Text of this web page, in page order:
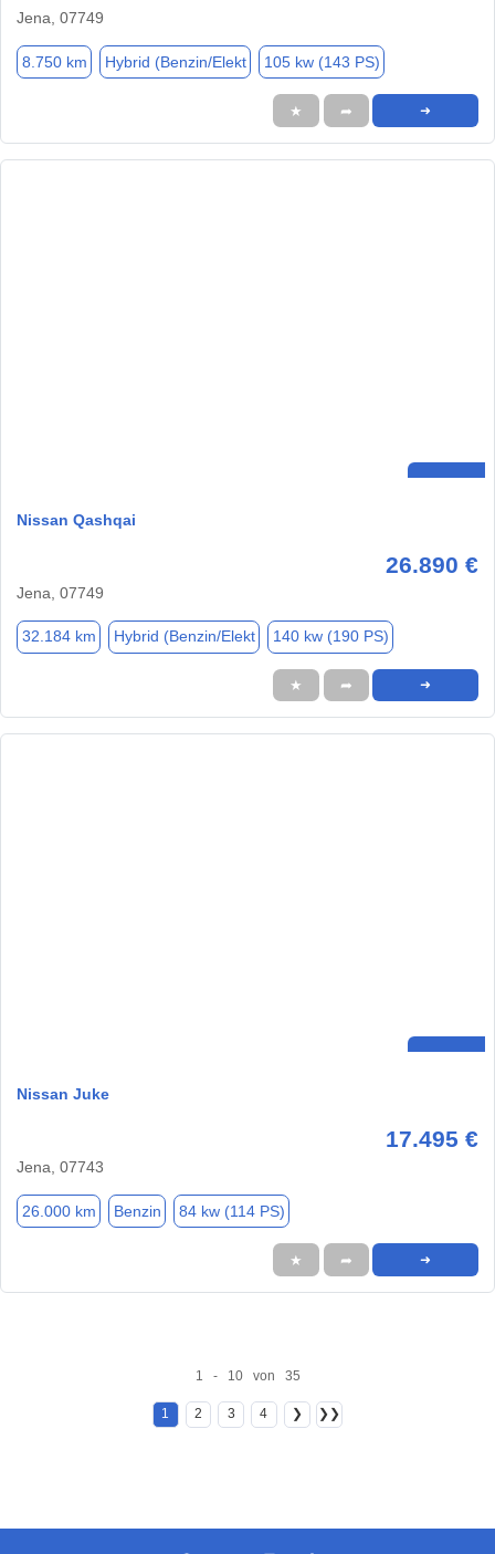
Jena, 07749
8.750 km Hybrid (Benzin/Elekt 105 kw (143 PS)
★ ➦ ➜
Nissan Qashqai
26.890 €
Jena, 07749
32.184 km Hybrid (Benzin/Elekt 140 kw (190 PS)
★ ➦ ➜
Nissan Juke
17.495 €
Jena, 07743
26.000 km Benzin 84 kw (114 PS)
★ ➦ ➜
1 - 10 von 35
1 2 3 4 ❯ ❯❯